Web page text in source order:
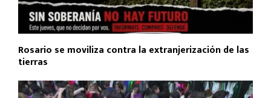
Rosario se moviliza contra la extranjerización de las
tierras